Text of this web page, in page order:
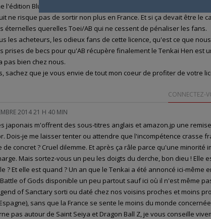
l'édition Blu Ray de la sublime série des années 80, car je sais
ne risque pas de sortir non plus en France. Et si ça devait être le
éternelles querelles Toei/AB qui ne cessent de pénaliser les fans.
les acheteurs, les odieux fans de cette licence, qu'est ce que
prises de becs pour qu'AB récupère finalement le Tenkai Hen est
pas bien chez nous.
sachez que je vous envie de tout mon coeur de profiter de votre
CONNECTEZ-
2014 21 H 40 MIN
japonais m'offrent des sous-titres anglais et amazon.jp une
Dois-je me laisser tenter ou attendre que l'incompétence crasse
de concret ? Cruel dilemme. Et après ça râle parce qu'une minorité
Mais sortez-vous un peu les doigts du derche, bon dieu ! Elle
? Et elle est quand ? Un an que le Tenkai a été annoncé ici-même
of Gods disponible un peu partout sauf ici où il n'est même
of Sanctary sorti ou daté chez nos voisins proches et moins
sans que la France se sente le moins du monde
pas autour de Saint Seiya et Dragon Ball Z, je vous conseille